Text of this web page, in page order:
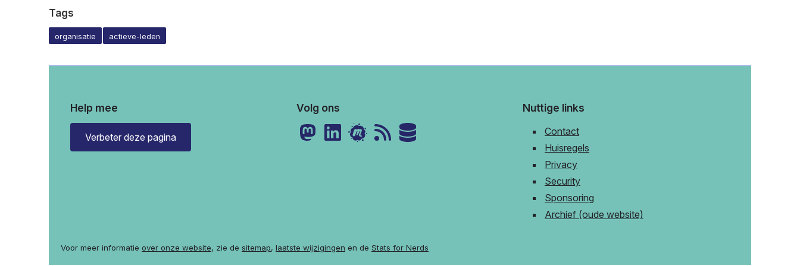
Tags
organisatie actieve-leden
Help mee
Verbeter deze pagina
Volg ons Nuttige links
Contact
Huisregels
Privacy
Security
Sponsoring
Archief (oude website)
Voor meer informatie over onze website, zie de sitemap, laatste wijzigingen en de Stats for Nerds